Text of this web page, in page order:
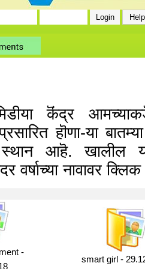
कॆंद्र आमच्याकडॆ
हॊणा-या
आहॆ. खालील
वर्षाच्या नावावर
-
smart girl -